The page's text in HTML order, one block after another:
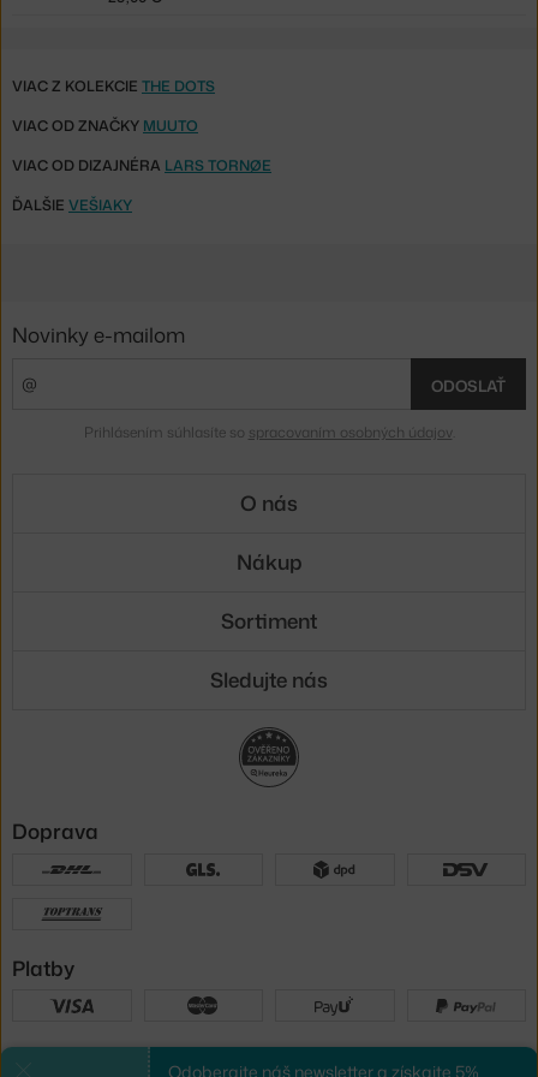
VIAC Z KOLEKCIE THE DOTS
VIAC OD ZNAČKY MUUTO
VIAC OD DIZAJNÉRA LARS TORNØE
ĎALŠIE VEŠIAKY
Odoberajte náš newsletter a získajte 5%
Novinky e-mailom
ODOSLAŤ
Prihlásením súhlasíte so spracovaním osobných údajov.
O nás
Nákup
Sortiment
Sledujte nás
Doprava
Platby
Sme tu pre vás